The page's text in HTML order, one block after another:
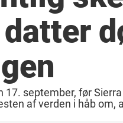
datter
17. september, før
af verden i håb om,